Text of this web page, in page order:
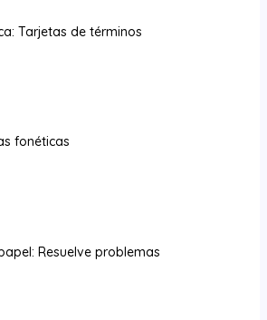
Tarjetas de términos
fonéticas
Resuelve problemas